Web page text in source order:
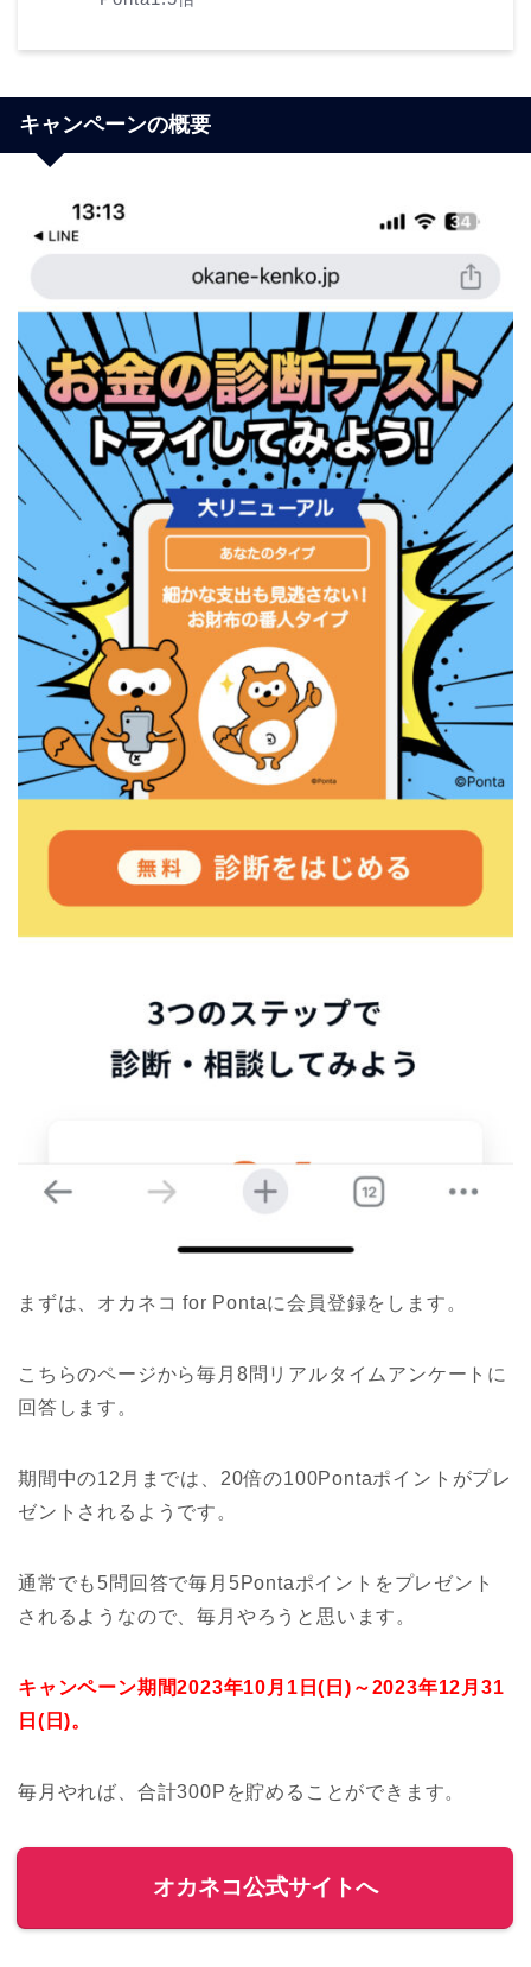
キャンペーンの概要
まずは、オカネコ for Pontaに会員登録をします。
こちらのページから毎月8問リアルタイムアンケートに
回答します。
期間中の12月までは、20倍の100Pontaポイントがプレ
ゼントされるようです。
通常でも5問回答で毎月5Pontaポイントをプレゼント
されるようなので、毎月やろうと思います。
キャンペーン期間2023年10月1日(日)～2023年12月31
日(日)。
毎月やれば、合計300Pを貯めることができます。
オカネコ公式サイトへ